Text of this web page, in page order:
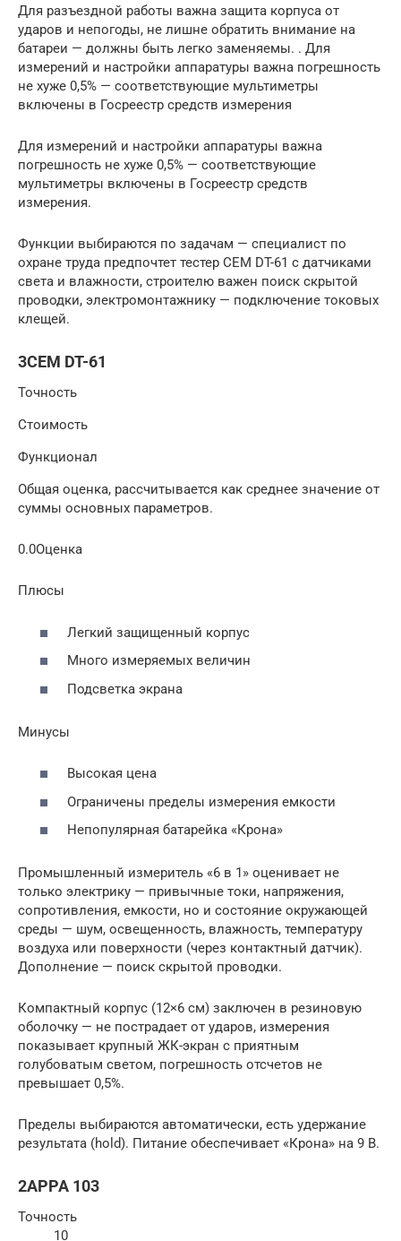
Для разъездной работы важна защита корпуса от
ударов и непогоды, не лишне обратить внимание на
батареи — должны быть легко заменяемы. . Для
измерений и настройки аппаратуры важна погрешность
не хуже 0,5% — соответствующие мультиметры
включены в Госреестр средств измерения
Для измерений и настройки аппаратуры важна
погрешность не хуже 0,5% — соответствующие
мультиметры включены в Госреестр средств
измерения.
Функции выбираются по задачам — специалист по
охране труда предпочтет тестер CEM DT-61 с датчиками
света и влажности, строителю важен поиск скрытой
проводки, электромонтажнику — подключение токовых
клещей.
3CEM DT-61
Точность
Стоимость
Функционал
Общая оценка, рассчитывается как среднее значение от
суммы основных параметров.
0.0Оценка
Плюсы
Легкий защищенный корпус
Много измеряемых величин
Подсветка экрана
Минусы
Высокая цена
Ограничены пределы измерения емкости
Непопулярная батарейка «Крона»
Промышленный измеритель «6 в 1» оценивает не
только электрику — привычные токи, напряжения,
сопротивления, емкости, но и состояние окружающей
среды — шум, освещенность, влажность, температуру
воздуха или поверхности (через контактный датчик).
Дополнение — поиск скрытой проводки.
Компактный корпус (12×6 см) заключен в резиновую
оболочку — не пострадает от ударов, измерения
показывает крупный ЖК-экран с приятным
голубоватым светом, погрешность отсчетов не
превышает 0,5%.
Пределы выбираются автоматически, есть удержание
результата (hold). Питание обеспечивает «Крона» на 9 В.
2APPA 103
Точность
10